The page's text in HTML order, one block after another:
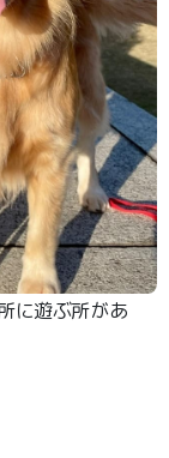
に遊ぶ所があ